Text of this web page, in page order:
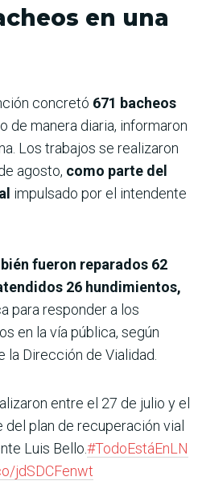
en una
concretó 671 bacheos
de manera diaria, informaron
Los trabajos se realizaron
agosto, como parte del
impulsado por el intendente
fueron reparados 62
26 hundimientos,
para responder a los
en la vía pública, según
Dirección de Vialidad.
entre el 27 de julio y el
plan de recuperación vial
Luis Bello.#TodoEstáEnLN
jdSDCFenwt